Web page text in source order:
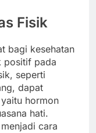
Fisik
bagi kesehatan
positif pada
seperti
dapat
hormon
hati.
cara